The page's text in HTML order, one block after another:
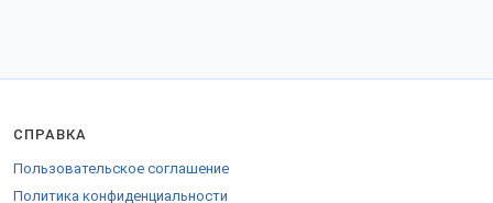
других.
Для отправки в СНГ предоставляются сопроводительные бумаги.
Закажите продукцию настенде компании
СПРАВКА
Пользовательское соглашение
Политика конфиденциальности